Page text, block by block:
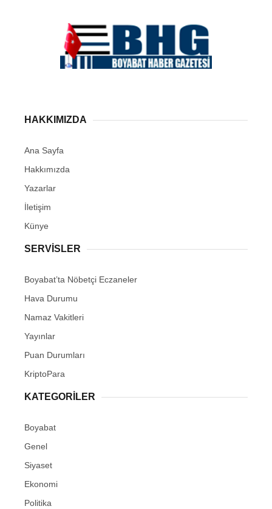
HAKKIMIZDA
Ana Sayfa
Hakkımızda
Yazarlar
İletişim
Künye
SERVISLER
Boyabat’ta Nöbetçi Eczaneler
Hava Durumu
Namaz Vakitleri
Yayınlar
Puan Durumları
KriptoPara
KATEGORILER
Boyabat
Genel
Siyaset
Ekonomi
Politika